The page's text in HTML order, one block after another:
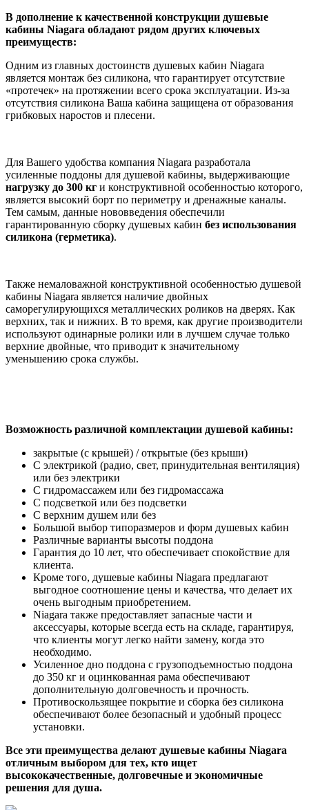
В дополнение к качественной конструкции душевые
кабины Niagara обладают рядом других ключевых
преимуществ:
Одним из главных достоинств душевых кабин Niagara
является монтаж без силикона, что гарантирует отсутствие
«протечек» на протяжении всего срока эксплуатации. Из-за
отсутствия силикона Ваша кабина защищена от образования
грибковых наростов и плесени.
Для Вашего удобства компания Niagara разработала
усиленные поддоны для душевой кабины, выдерживающие
нагрузку до 300 кг и конструктивной особенностью которого,
является высокий борт по периметру и дренажные каналы.
Тем самым, данные нововведения обеспечили
гарантированную сборку душевых кабин без использования
силикона (герметика).
Также немаловажной конструктивной особенностью душевой
кабины Niagara является наличие двойных
саморегулирующихся металлических роликов на дверях. Как
верхних, так и нижних. В то время, как другие производители
используют одинарные ролики или в лучшем случае только
верхние двойные, что приводит к значительному
уменьшению срока службы.
Возможность различной комплектации душевой кабины:
закрытые (с крышей) / открытые (без крыши)
С электрикой (радио, свет, принудительная вентиляция)
или без электрики
С гидромассажем или без гидромассажа
С подсветкой или без подсветки
С верхним душем или без
Большой выбор типоразмеров и форм душевых кабин
Различные варианты высоты поддона
Гарантия до 10 лет, что обеспечивает спокойствие для
клиента.
Кроме того, душевые кабины Niagara предлагают
выгодное соотношение цены и качества, что делает их
очень выгодным приобретением.
Niagara также предоставляет запасные части и
аксессуары, которые всегда есть на складе, гарантируя,
что клиенты могут легко найти замену, когда это
необходимо.
Усиленное дно поддона с грузоподъемностью поддона
до 350 кг и оцинкованная рама обеспечивают
дополнительную долговечность и прочность.
Противоскользящее покрытие и сборка без силикона
обеспечивают более безопасный и удобный процесс
установки.
Все эти преимущества делают душевые кабины Niagara
отличным выбором для тех, кто ищет
высококачественные, долговечные и экономичные
решения для душа.